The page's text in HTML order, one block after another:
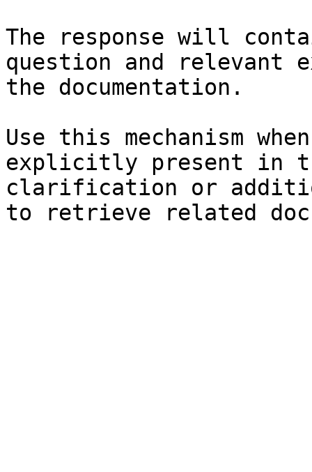
The response will
question and relevant
the documentation.
Use this mechanism
explicitly present in
clarification or